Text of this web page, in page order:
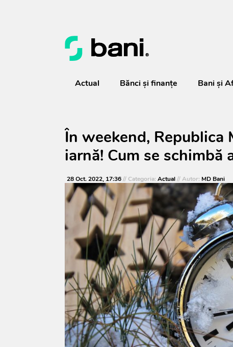
Actual Bănci şi finanţe Bani și
În weekend, Republica
iarnă! Cum se schimbă
28 Oct. 2022, 17:36// Categoria: Actual// Autor: MD Bani